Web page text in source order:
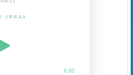
зинда
0:00